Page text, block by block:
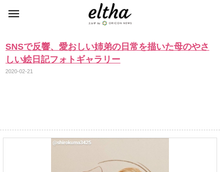
SNSで反響、愛おしい姉弟の日常を描いた母のやさ
しい絵日記フォトギャラリー
2020-02-21